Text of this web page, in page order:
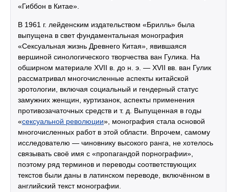
«Гиббон в Китае».
В 1961 г. лейденским издательством «Брилль» была
выпущена в свет фундаментальная монография
«Сексуальная жизнь Древнего Китая», явившаяся
вершиной синологического творчества ван Гулика. На
обширном материале XVII в. до н. э. — XVII вв. ван Гулик
рассматривал многочисленные аспекты китайской
эротологии, включая социальный и гендерный статус
замужних женщин, куртизанок, аспекты применения
противозачаточных средств и т. д. Выпущенная в годы
«сексуальной революции», монография стала основой
многочисленных работ в этой области. Впрочем, самому
исследователю — чиновнику высокого ранга, не хотелось
связывать своё имя с «пропагандой порнографии»,
поэтому ряд терминов и переводы соответствующих
текстов были даны в латинском переводе, включённом в
английский текст монографии.